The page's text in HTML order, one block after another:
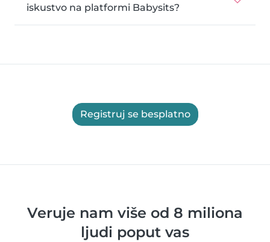
iskustvo na platformi Babysits?
Registruj se besplatno
Veruje nam više od 8 miliona
ljudi poput vas